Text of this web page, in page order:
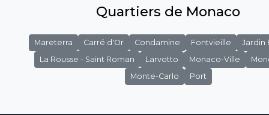
Quartiers de Monaco
Mareterra Carré d'Or Condamine Fontvieille
Jardin
La Rousse - Saint Roman
Larvotto Monaco-Ville
Monte-Carlo
Port